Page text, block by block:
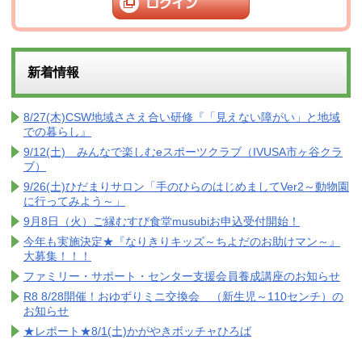
新着情報
8/27(木)CSW地域ささえ合い研修『「見えない障がい」と地域
での暮らし』
9/12(土) みんなで楽しむeスポーツクラブ（IVUSA市ヶ谷クラ
ブ）
9/26(土)ひだまりサロン「手のひらのはじめましてVer2～動物園
に行ってみよう～」
9月8日（火）ご縁むすび食堂musubiお申込受付開始！
今年も実施決定★『なりきりキッズ～ちよだのお助けマン～』
大募集！！！
ファミリー・サポート・センター支援会員養成講座のお知らせ
R8 8/28開催！おゆずりミニ交換会 （新生児～110センチ）の
お知らせ
★レポート★8/1(土)かがやきボッチャひろば